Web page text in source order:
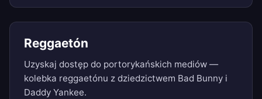
Reggaetón
Uzyskaj dostęp do portorykańskich mediów —
kolebka reggaetónu z dziedzictwem Bad Bunny i
Daddy Yankee.